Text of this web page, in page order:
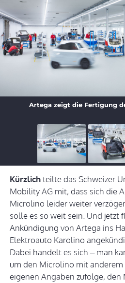
Artega zeigt die Fertigung
Kürzlichteilte das Schweizer
Mobility AG mit, dass sich die
Microlino leider weiter
solle es so weit sein. Und jetzt
Ankündigung von Artega ins
Elektroauto Karolino
Dabei handelt es sich – man
um den Microlino mit anderem
eigenen Angaben zufolge, den